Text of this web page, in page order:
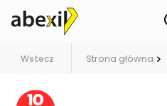
Wstecz Strona główna